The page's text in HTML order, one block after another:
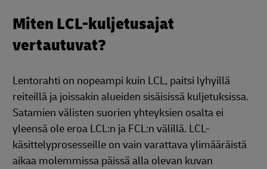
Miten LCL-kuljetusajat
vertautuvat?
Lentorahti on nopeampi kuin LCL, paitsi lyhyillä
reiteillä ja joissakin alueiden sisäisissä kuljetuksissa.
Satamien välisten suorien yhteyksien osalta ei
yleensä ole eroa LCL:n ja FCL:n välillä. LCL-
käsittelyprosesseille on vain varattava ylimääräistä
aikaa molemmissa päissä alla olevan kuvan